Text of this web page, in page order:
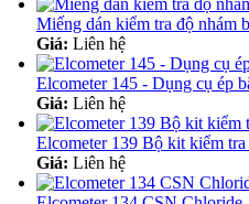
Miếng dán kiểm tra độ nhám
Giá: Liên hệ
Elcometer 145 - Dụng cụ ép
Giá: Liên hệ
Elcometer 139 Bộ kit kiểm
Giá: Liên hệ